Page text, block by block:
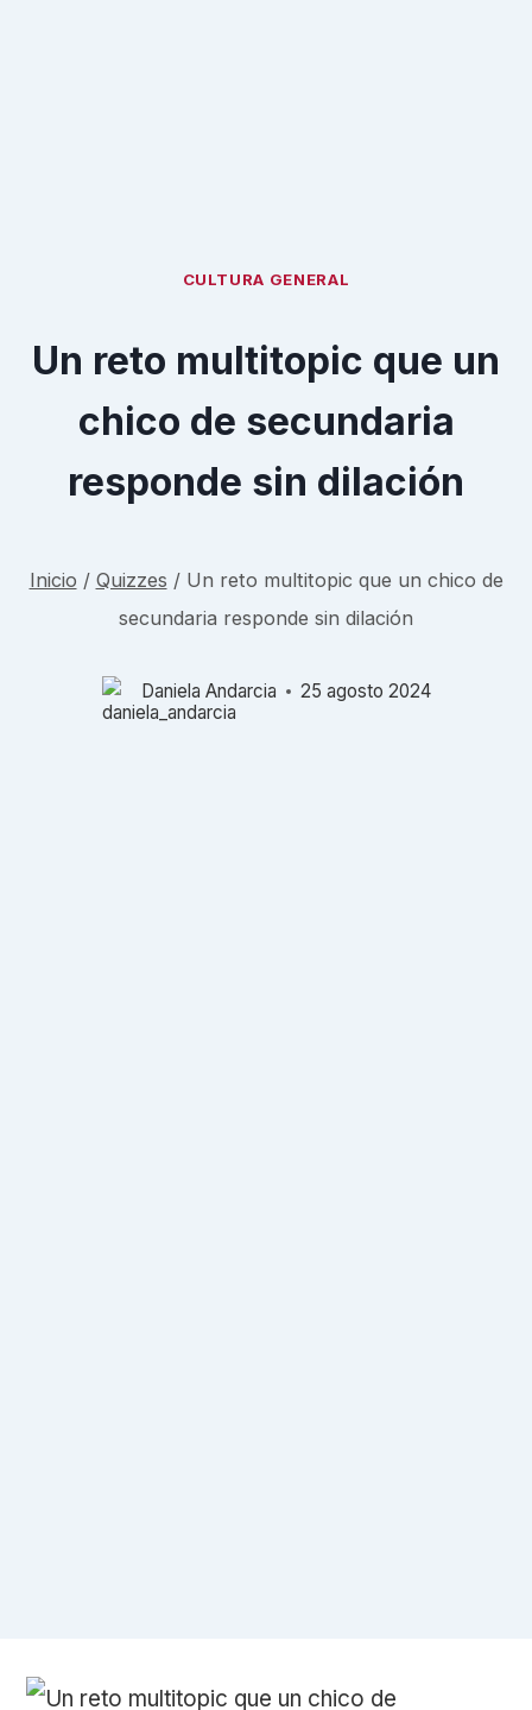
CULTURA GENERAL
Un reto multitopic que un
chico de secundaria
responde sin dilación
Inicio / Quizzes / Un reto multitopic que un chico de
secundaria responde sin dilación
Daniela Andarcia 25 agosto 2024